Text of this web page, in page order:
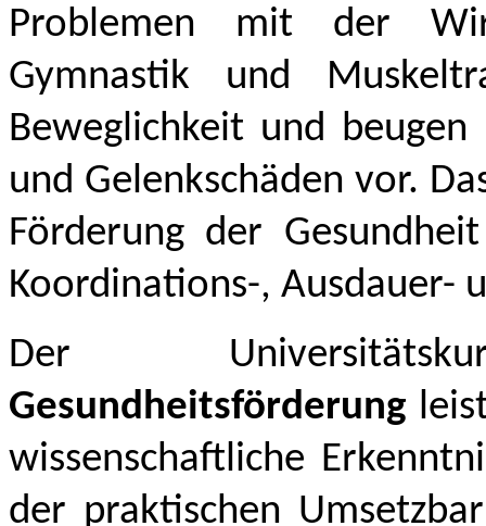
Problemen mit der
Gymnastik und
Beweglichkeit und
und Gelenkschäden vor.
Förderung der
Koordinations-, Ausdauer-
Der
Gesundheitsförderung
wissenschaftliche
der praktischen